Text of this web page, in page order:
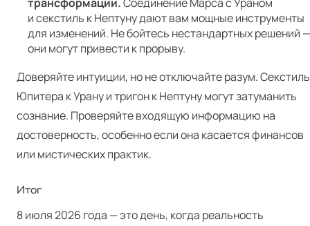
и секстиль к Нептуну дают вам мощные инструменты
для изменений. Не бойтесь нестандартных решений —
они могут привести к прорыву.
Доверяйте интуиции, но не отключайте разум. Секстиль
Юпитера к Урану и тригон к Нептуну могут затуманить
сознание. Проверяйте входящую информацию на
достоверность, особенно если она касается финансов
или мистических практик.
Итог
8 июля 2026 года — это день, когда реальность